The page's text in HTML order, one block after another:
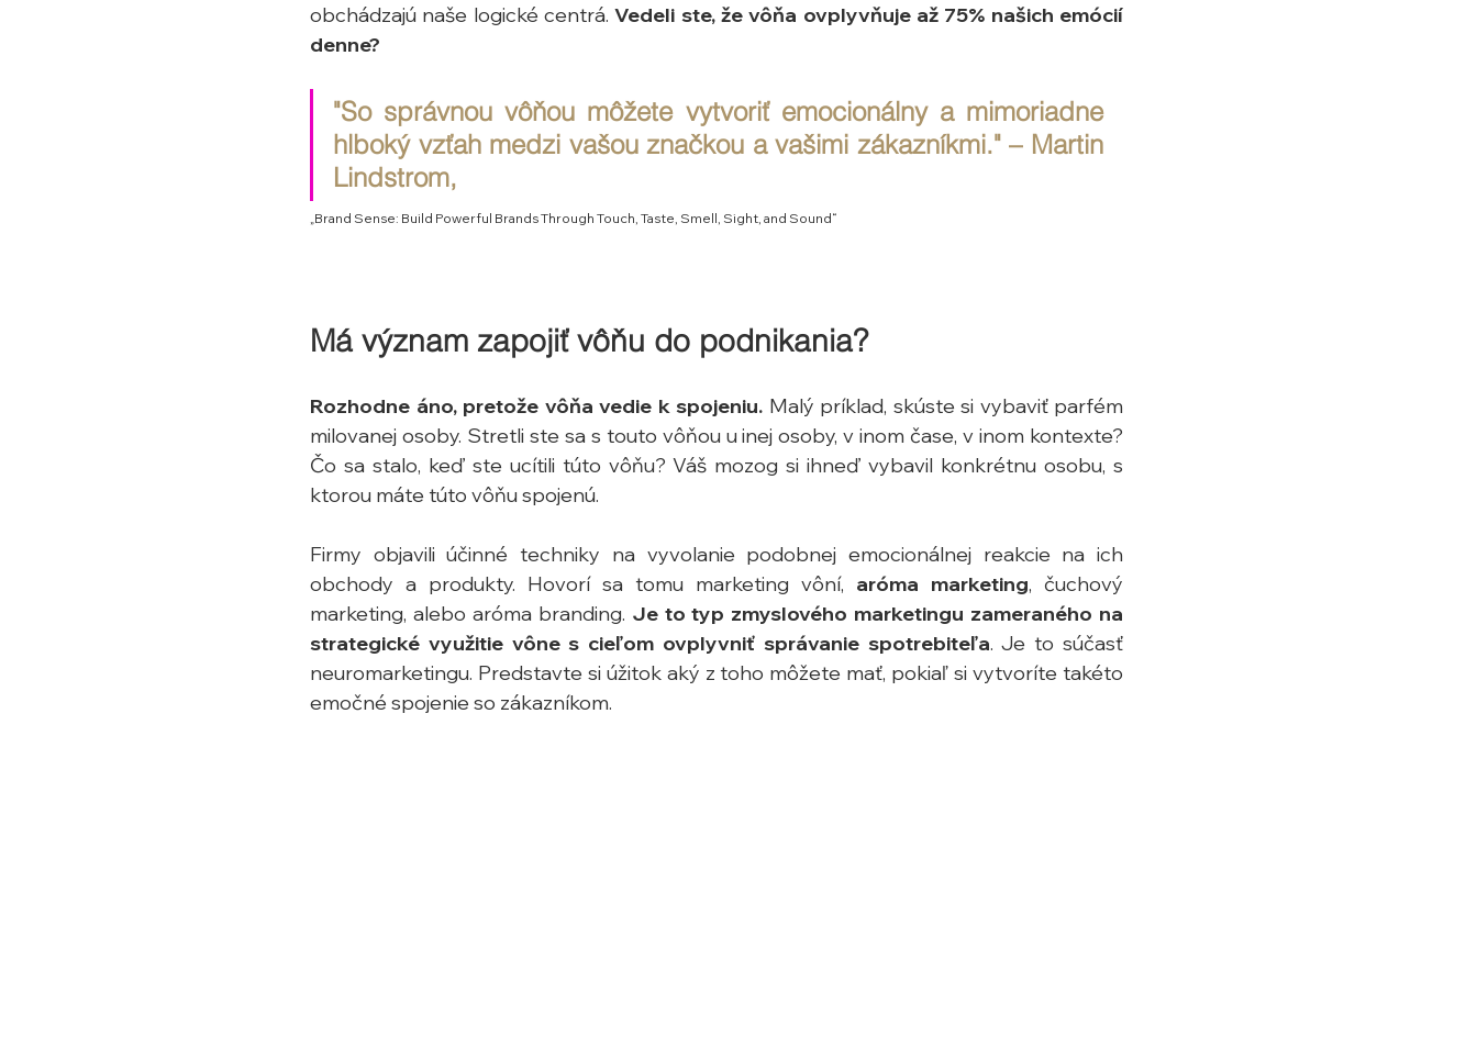
obchádzajú naše logické centrá. Vedeli ste, že vôňa ovplyvňuje až 75% našich emócií
denne?
"So správnou vôňou môžete vytvoriť emocionálny a mimoriadne
hlboký vzťah medzi vašou značkou a vašimi zákazníkmi." – Martin
Lindstrom,
„Brand Sense: Build Powerful Brands Through Touch, Taste, Smell, Sight, and Sound“
Má význam zapojiť vôňu do podnikania?
Rozhodne áno, pretože vôňa vedie k spojeniu. Malý príklad, skúste si vybaviť parfém
milovanej osoby. Stretli ste sa s touto vôňou u inej osoby, v inom čase, v inom kontexte?
Čo sa stalo, keď ste ucítili túto vôňu? Váš mozog si ihneď vybavil konkrétnu osobu, s
ktorou máte túto vôňu spojenú.
Firmy objavili účinné techniky na vyvolanie podobnej emocionálnej reakcie na ich
obchody a produkty. Hovorí sa tomu marketing vôní, aróma marketing, čuchový
marketing, alebo aróma branding. Je to typ zmyslového marketingu zameraného na
strategické využitie vône s cieľom ovplyvniť správanie spotrebiteľa. Je to súčasť
neuromarketingu. Predstavte si úžitok aký z toho môžete mať, pokiaľ si vytvoríte takéto
emočné spojenie so zákazníkom.